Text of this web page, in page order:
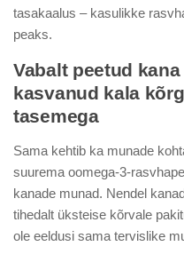
tasakaalus – kasulikke
peaks.
Vabalt peetud
kasvanud kala
tasemega
Sama kehtib ka munade
suurema oomega-3-
kanade munad. Nendel
tihedalt üksteise kõrvale
ole eeldusi sama tervislike